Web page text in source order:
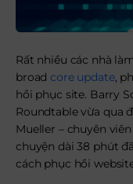
Rất nhiều các nhà
broadcore update,
hồi phục site. Barry
Roundtable vừa qua
Mueller – chuyên
chuyện dài 38 phút
cách phục hồi